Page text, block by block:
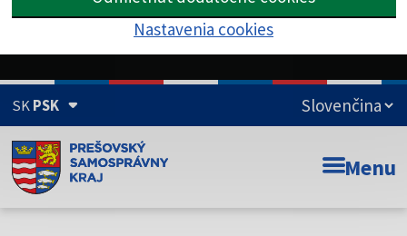
Nastavenia cookies
SKPSK
Doména psk.sk je oficiálna
Toto je oficiálna webová stránka Prešovského
Menu